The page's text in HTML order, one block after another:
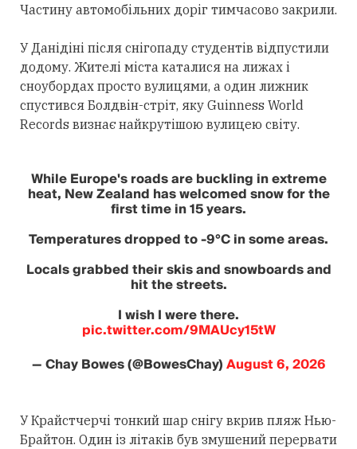
Частину автомобільних доріг тимчасово закрили.
У Данідіні після снігопаду студентів відпустили
додому. Жителі міста каталися на лижах і
сноубордах просто вулицями, а один лижник
спустився Болдвін-стріт, яку Guinness World
Records визнає найкрутішою вулицею світу.
While Europe's roads are buckling in extreme
heat, New Zealand has welcomed snow for the
first time in 15 years.
Temperatures dropped to -9°C in some areas.
Locals grabbed their skis and snowboards and
hit the streets.
I wish I were there.
pic.twitter.com/9MAUcy15tW
— Chay Bowes (@BowesChay)August 6, 2026
У Крайстчерчі тонкий шар снігу вкрив пляж Нью-
Брайтон. Один із літаків був змушений перервати